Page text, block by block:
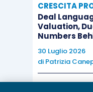
CRESCITA
Deal
Valuation,
Numbers
30 Luglio 2026
di Patrizia